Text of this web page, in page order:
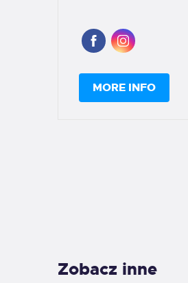
MORE INFO
Zobacz inne